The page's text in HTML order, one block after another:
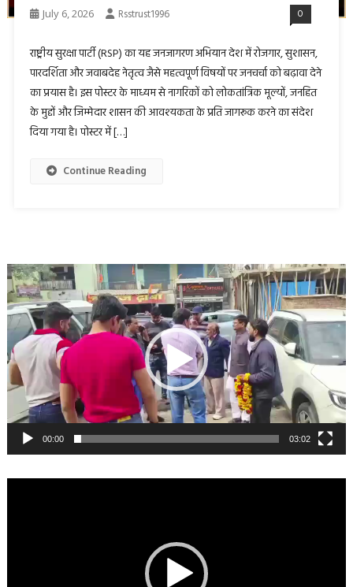
July 6, 2026 Rsstrust1996 0
राष्ट्रीय सुरक्षा पार्टी (RSP) का यह जनजागरण अभियान देश में रोजगार, सुशासन,
पारदर्शिता और जवाबदेह नेतृत्व जैसे महत्वपूर्ण विषयों पर जनचर्चा को बढ़ावा देने
का प्रयास है। इस पोस्टर के माध्यम से नागरिकों को लोकतांत्रिक मूल्यों, जनहित
के मुद्दों और जिम्मेदार शासन की आवश्यकता के प्रति जागरूक करने का संदेश
दिया गया है। पोस्टर में […]
Continue Reading
Video
Player
00:00 03:02